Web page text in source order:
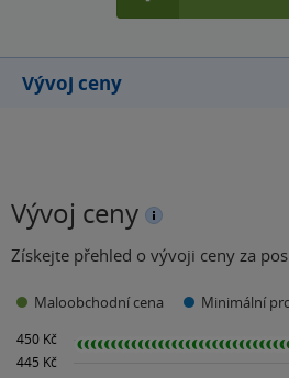
Vývoj ceny
Vývoj ceny
Získejte přehled o vývoji ceny za
Maloobchodní cena Minimální